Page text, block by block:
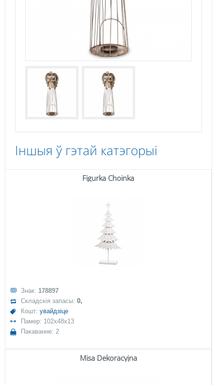
Іншыя ў гэтай катэгорыі
Figurka Choinka
Знак: 178897
Складскія запасы:0,
Кошт:увайдзіце
Памер: 102x48x13
Пакаванне: 2
Misa Dekoracyjna